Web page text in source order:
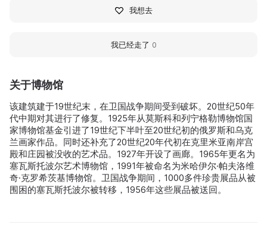
关于博物馆
该建筑建于19世纪末，在卫国战争期间受到破坏。20世纪50年
代中期对其进行了修复。1925年从莫斯科和列宁格勒博物馆国
家博物馆基金引进了19世纪下半叶至20世纪初的俄罗斯和乌克
兰画家作品。同时还补充了20世纪20年代初在克里米亚南岸宫
殿和庄园被没收的艺术品。1927年开设了画廊。1965年更名为
塞瓦斯托波尔艺术博物馆，1991年被命名为米哈伊尔·帕夫洛维
奇·克罗希茨基博物馆。卫国战争期间，1000多件珍贵展品从被
围困的塞瓦斯托波尔被转移，1956年这些展品被送回。
我想去
我已经走了 0